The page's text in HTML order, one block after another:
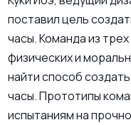
поставил цель
часы. Команда из
физических и
найти способ
часы. Прототипы
испытаниям на